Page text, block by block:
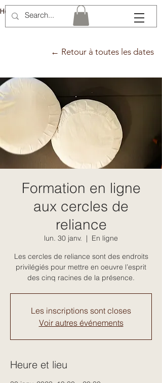
Hélène Lémery
← Retour à toutes les dates
Formation en ligne
aux cercles de
reliance
lun. 30 janv.
  |
En ligne
Les cercles de reliance sont des endroits
privilégiés pour mettre en oeuvre l’esprit
des cinq racines de la présence.
Les inscriptions sont closes
Voir autres événements
Heure et lieu